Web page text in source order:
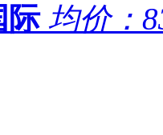
际 均价：